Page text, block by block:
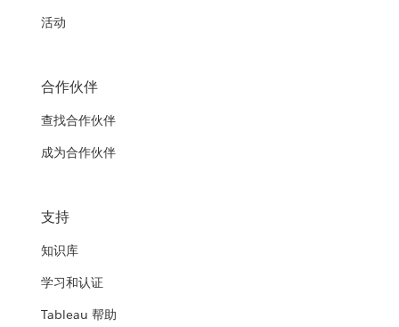
活动
合作伙伴
查找合作伙伴
成为合作伙伴
支持
知识库
学习和认证
Tableau 帮助